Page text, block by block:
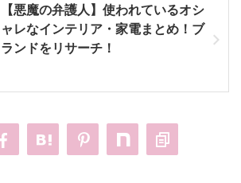
【悪魔の弁護人】使われているオシ
ャレなインテリア・家電まとめ！ブ
ランドをリサーチ！